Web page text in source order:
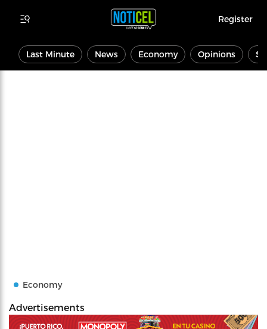
Register
Last Minute News Economy Opinions
Economy
Advertisements